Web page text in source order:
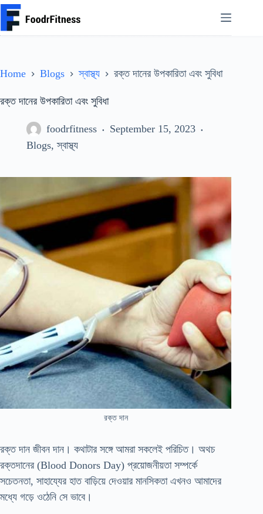
Skip
to
content
Home Blogs স্বাস্থ্য রক্ত দানের উপকারিতা এবং সুবিধা
রক্ত দানের উপকারিতা এবং সুবিধা
foodrfitness
September 15, 2023
Blogs,স্বাস্থ্য
রক্ত দান
রক্ত দান জীবন দান। কথাটার সঙ্গে আমরা সকলেই পরিচিত। অথচ
রক্তদানের (Blood Donors Day) প্রয়োজনীয়তা সম্পর্কে
সচেতনতা, সাহায্যের হাত বাড়িয়ে দেওয়ার মানসিকতা এখনও আমাদের
মধ্যে গড়ে ওঠেনি সে ভাবে।